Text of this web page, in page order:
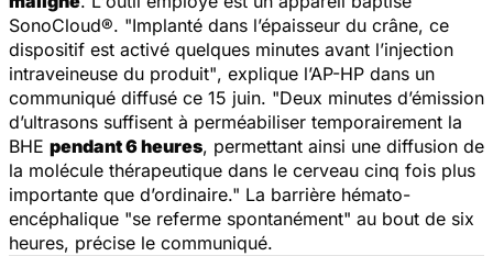
SonoCloud®. "Implanté dans l’épaisseur du crâne, ce
dispositif est activé quelques minutes avant l’injection
intraveineuse du produit", explique l’AP-HP dans un
communiqué diffusé ce 15 juin. "Deux minutes d’émission
d’ultrasons suffisent à perméabiliser temporairement la
BHE pendant 6 heures, permettant ainsi une diffusion de
la molécule thérapeutique dans le cerveau cinq fois plus
importante que d’ordinaire." La barrière hémato-
encéphalique "se referme spontanément" au bout de six
heures, précise le communiqué.